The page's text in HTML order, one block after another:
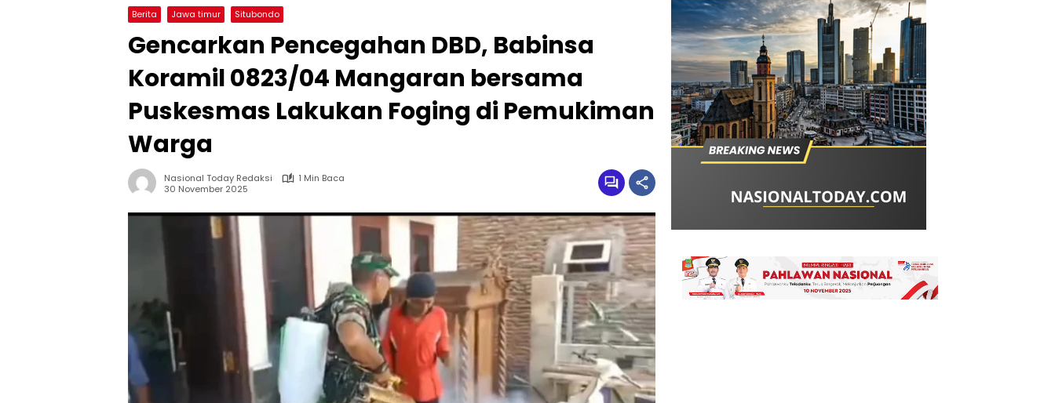
Berita Jawa timur Situbondo
Gencarkan Pencegahan DBD, Babinsa
Koramil 0823/04 Mangaran bersama
Puskesmas Lakukan Foging di Pemukiman
Warga
Nasional Today Redaksi
1 Min Baca
30 November 2025